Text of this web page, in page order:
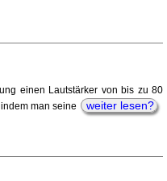
einen Lautstärker von bis zu 80
man seine
weiter lesen?